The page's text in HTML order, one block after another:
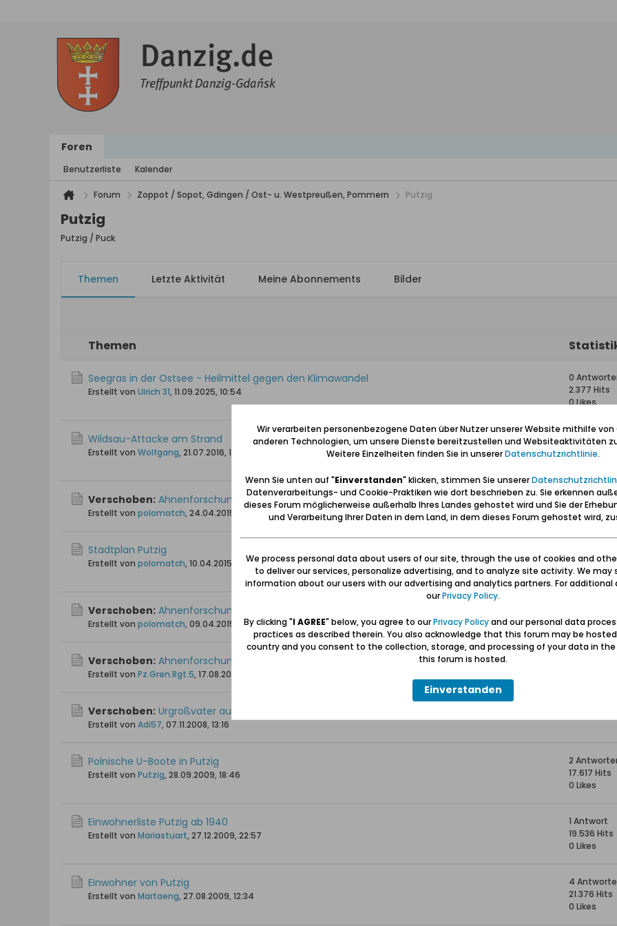
Foren
Benutzerliste Kalender
Forum Zoppot / Sopot, Gdingen / Ost- u. Westpreußen, Pommern Putzig
Putzig
Putzig / Puck
Themen Letzte Aktivität Meine Abonnements Bilder
Themen
Seegras in der Ostsee - Heilmittel gegen den Klimawandel
Erstellt von Ulrich 31, 11.09.2025, 10:54
0
2.377 Hits
0 Likes
Wildsau-Attacke am Strand
Erstellt von Wolfgang, 21.07.2016, 12:52
0
30.994 Hits
Verschoben: Ahnenforschung Johann Heinrich Friedrich Ferdinand Granzow
Erstellt von polomatch, 24.04.2015, 20:11
—
Stadtplan Putzig
Erstellt von polomatch, 10.04.2015, 14:09
15.560 Hits
0 Likes
Verschoben: Ahnenforschung Bekusch / Granzow
Erstellt von polomatch, 09.04.2015, 10:47
Verschoben: Ahnenforschung
Erstellt von Pz.Gren.Rgt.5, 17.08.2012, 18:02
Verschoben: Urgroßvater aus Puck
Erstellt von Adi57, 07.11.2008, 13:16
Polnische U-Boote in Putzig
Erstellt von Putzig, 28.09.2009, 18:46
2
17.617 Hits
0 Likes
Einwohnerliste Putzig ab 1940
Erstellt von Mariastuart, 27.12.2009, 22:57
1 Antwort
19.536 Hits
0 Likes
Einwohner von Putzig
Erstellt von Martaeng, 27.08.2009, 12:34
4
21.376 Hits
0 Likes
Wir verarbeiten personenbezogene Daten über Nutzer unserer Website mithilfe von
anderen Technologien, um unsere Dienste bereitzustellen und Websiteaktivitäten
Weitere Einzelheiten finden Sie in unsererDatenschutzrichtlinie.
Wenn Sie unten auf "Einverstanden" klicken, stimmen Sie unserer
Datenverarbeitungs- und Cookie-Praktiken wie dort beschrieben zu. Sie erkennen
dieses Forum möglicherweise außerhalb Ihres Landes gehostet wird und Sie der
und Verarbeitung Ihrer Daten in dem Land, in dem dieses Forum gehostet wird,
We process personal data about users of our site, through the use of cookies and
to deliver our services, personalize advertising, and to analyze site activity. We may
information about our users with our advertising and analytics partners. For additional
ourPrivacy Policy.
By clicking "I AGREE" below, you agree to ourPrivacy Policyand our personal data
practices as described therein. You also acknowledge that this forum may be
country and you consent to the collection, storage, and processing of your data in
this forum is hosted.
Einverstanden